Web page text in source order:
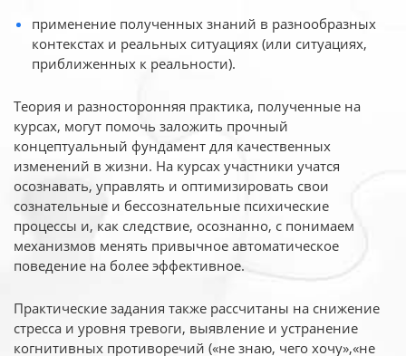
применение полученных знаний в разнообразных
контекстах и реальных ситуациях (или ситуациях,
приближенных к реальности).
Теория и разносторонняя практика, полученные на
курсах, могут помочь заложить прочный
концептуальный фундамент для качественных
изменений в жизни. На курсах участники учатся
осознавать, управлять и оптимизировать свои
сознательные и бессознательные психические
процессы и, как следствие, осознанно, с понимаем
механизмов менять привычное автоматическое
поведение на более эффективное.
Практические задания также рассчитаны на снижение
стресса и уровня тревоги, выявление и устранение
когнитивных противоречий («не знаю, чего хочу»,«не